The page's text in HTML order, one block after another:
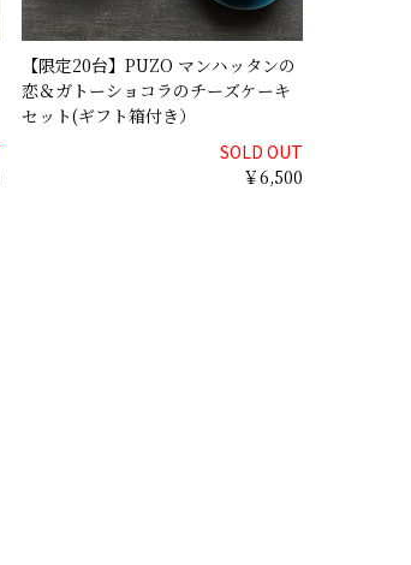
【限定20台】PUZO マンハッタンの
恋＆ガトーショコラのチーズケーキ
セット(ギフト箱付き）
SOLD OUT
￥6,500